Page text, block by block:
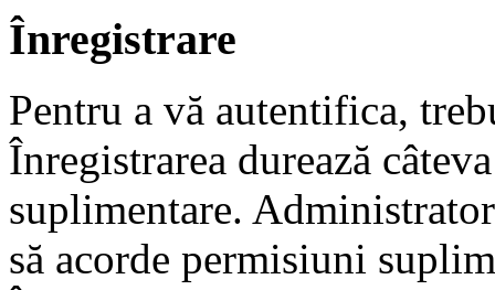
Înregistrare
Pentru a vă autentifica,
Înregistrarea durează
suplimentare.
să acorde permisiuni